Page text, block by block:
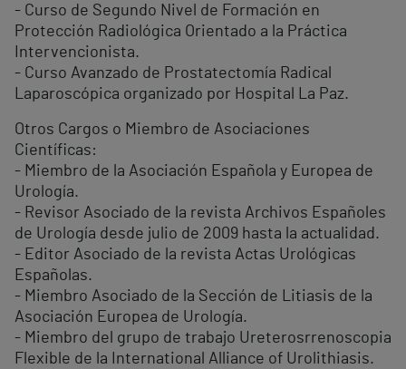
- Curso de Segundo Nivel de Formación en
Protección Radiológica Orientado a la Práctica
Intervencionista.
- Curso Avanzado de Prostatectomía Radical
Laparoscópica organizado por Hospital La Paz.
Otros Cargos o Miembro de Asociaciones
Científicas:
- Miembro de la Asociación Española y Europea de
Urología.
- Revisor Asociado de la revista Archivos Españoles
de Urología desde julio de 2009 hasta la actualidad.
- Editor Asociado de la revista Actas Urológicas
Españolas.
- Miembro Asociado de la Sección de Litiasis de la
Asociación Europea de Urología.
- Miembro del grupo de trabajo Ureterosrrenoscopia
Flexible de la International Alliance of Urolithiasis.